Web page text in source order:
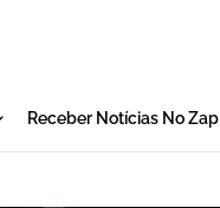
Receber Notícias No Zap